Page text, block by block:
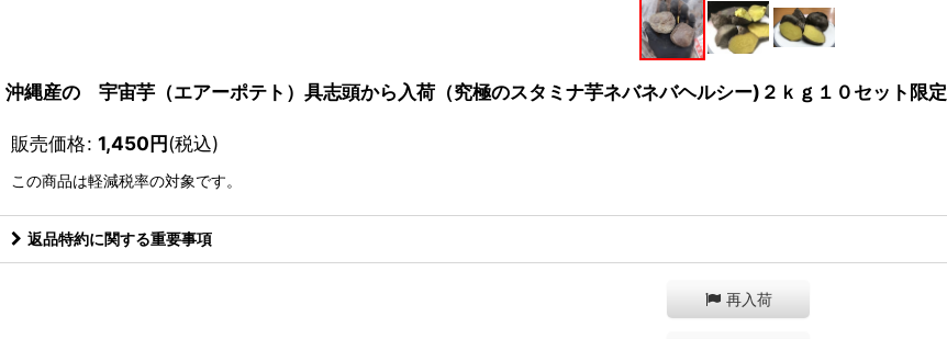
沖縄産の 宇宙芋（エアーポテト）具志頭から入荷（究極のスタミナ芋ネバネバヘルシー)２ｋｇ１０セット限定
販売価格: 1,450円(税込)
この商品は軽減税率の対象です。
返品特約に関する重要事項
再入荷